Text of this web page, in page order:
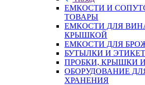
ЕМКОСТИ И
ТОВАРЫ
ЕМКОСТИ ДЛЯ
КРЫШКОЙ
ЕМКОСТИ ДЛЯ
БУТЫЛКИ И
ПРОБКИ, КРЫШКИ
ОБОРУДОВАНИЕ
ХРАНЕНИЯ